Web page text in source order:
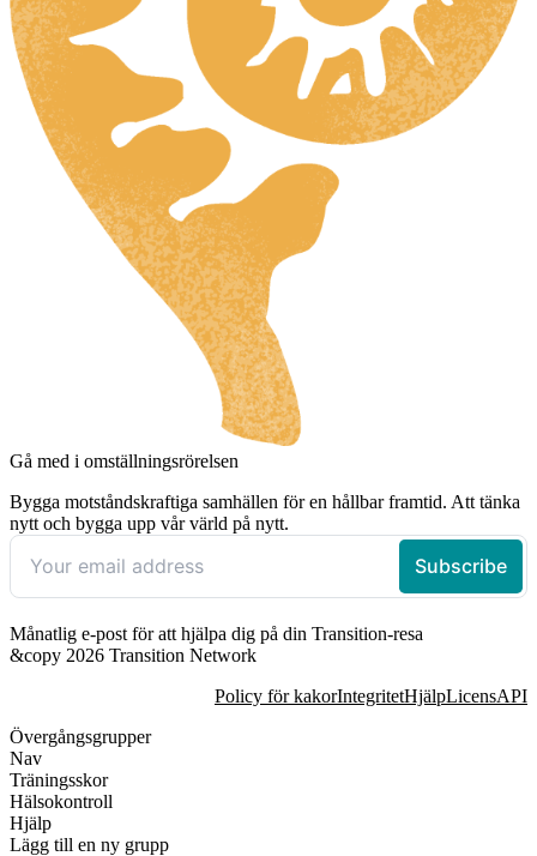
Gå med i omställningsrörelsen
Bygga motståndskraftiga samhällen för en hållbar framtid. Att tänka
nytt och bygga upp vår värld på nytt.
Månatlig e-post för att hjälpa dig på din Transition-resa
&copy 2026 Transition Network
Policy för kakorIntegritetHjälpLicensAPI
Övergångsgrupper
Nav
Träningsskor
Hälsokontroll
Hjälp
Lägg till en ny grupp